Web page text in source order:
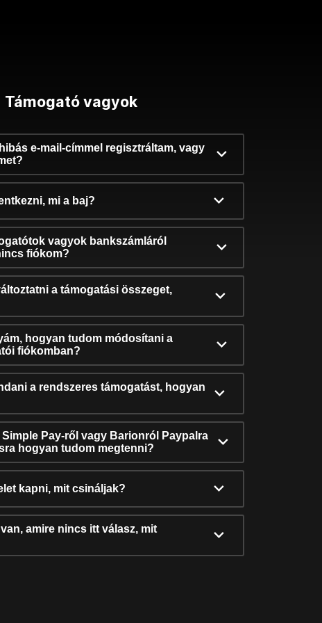
Támogató vagyok
e-mail-címmel regisztráltam, vagy
mi a baj?
vagyok bankszámláról
fiókom?
a támogatási összeget,
hogyan tudom módosítani a
fiókomban?
a rendszeres támogatást, hogyan
Pay-ről vagy Barionról Paypalra
hogyan tudom megtenni?
kapni, mit csináljak?
amire nincs itt válasz, mit